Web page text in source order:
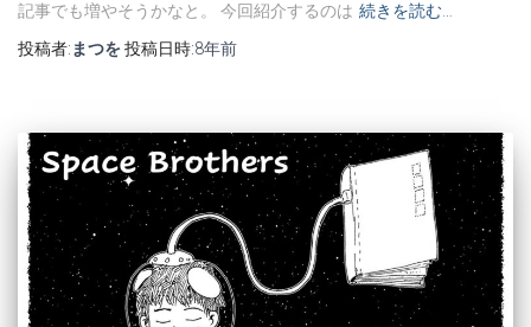
記事でも増やそうかなと。 今回紹介するのは 続きを読む…
投稿者:まつを投稿日時:8年前